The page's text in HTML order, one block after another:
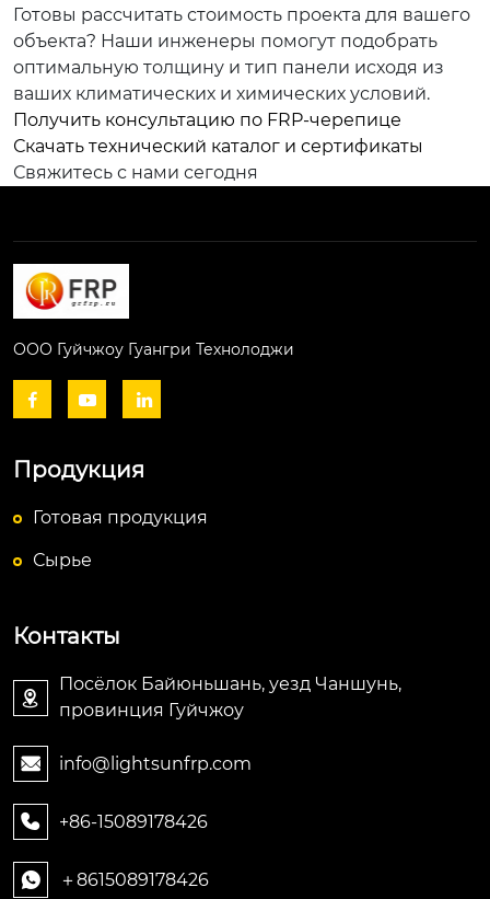
Готовы рассчитать стоимость проекта для вашего
объекта? Наши инженеры помогут подобрать
оптимальную толщину и тип панели исходя из
ваших климатических и химических условий.
Получить консультацию по FRP-черепице
Скачать технический каталог и сертификаты
Свяжитесь с нами сегодня
ООО Гуйчжоу Гуангри Технолоджи
  
Продукция
Готовая продукция
Сырье
Контакты

Посёлок Байюньшань, уезд Чаншунь,
провинция Гуйчжоу
 info@lightsunfrp.com
 +86-15089178426
 ＋8615089178426